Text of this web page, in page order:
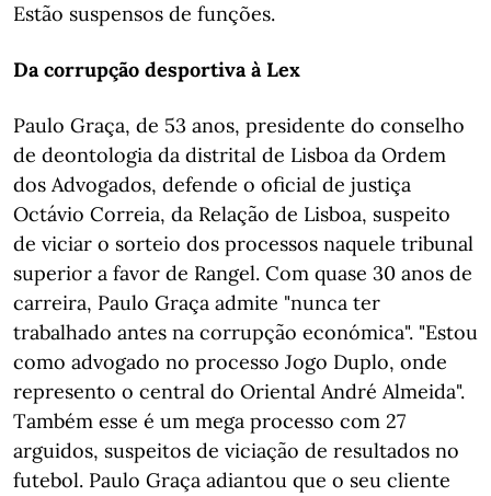
Estão suspensos de funções.
Da corrupção desportiva à Lex
Paulo Graça, de 53 anos, presidente do conselho
de deontologia da distrital de Lisboa da Ordem
dos Advogados, defende o oficial de justiça
Octávio Correia, da Relação de Lisboa, suspeito
de viciar o sorteio dos processos naquele tribunal
superior a favor de Rangel. Com quase 30 anos de
carreira, Paulo Graça admite "nunca ter
trabalhado antes na corrupção económica". "Estou
como advogado no processo Jogo Duplo, onde
represento o central do Oriental André Almeida".
Também esse é um mega processo com 27
arguidos, suspeitos de viciação de resultados no
futebol. Paulo Graça adiantou que o seu cliente